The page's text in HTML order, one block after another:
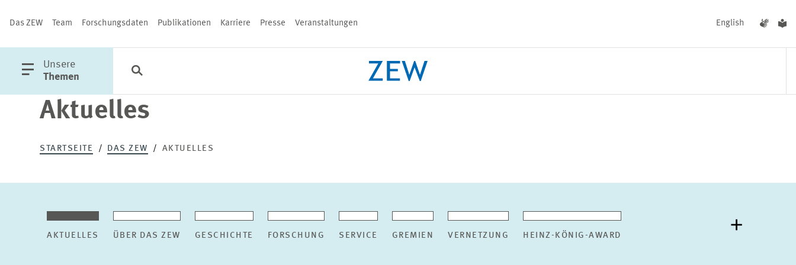
Das ZEW Team Forschungsdaten Publikationen Karriere Presse Veranstaltungen English
öffne
Hauptmenü
Unsere
Themen
Kategorien
Schließen
Aktuelles
STARTSEITE DAS ZEW AKTUELLES
AKTUELLES ÜBER DAS ZEW GESCHICHTE FORSCHUNG SERVICE GREMIEN VERNETZUNG HEINZ-KÖNIG-AWARD